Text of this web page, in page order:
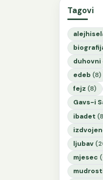
Tagovi
duhovni
edeb (8)
fejz (8)
Gavs-i
ibadet
ljubav
mjesec